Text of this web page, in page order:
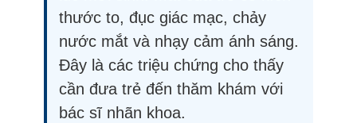
thước to, đục giác mạc, chảy
nước mắt và nhạy cảm ánh sáng.
Đây là các triệu chứng cho thấy
cần đưa trẻ đến thăm khám với
bác sĩ nhãn khoa.